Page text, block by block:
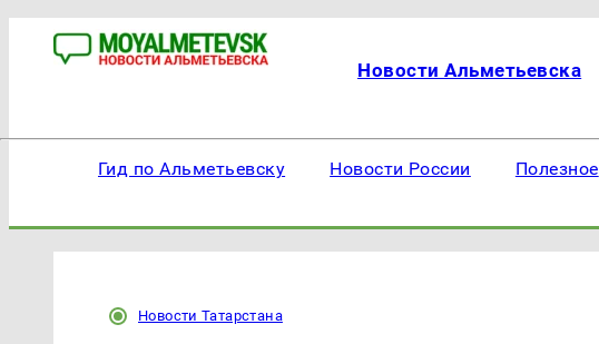
Новости Альметьевска
Гид по Альметьевску Новости России Полезное
Новости Татарстана